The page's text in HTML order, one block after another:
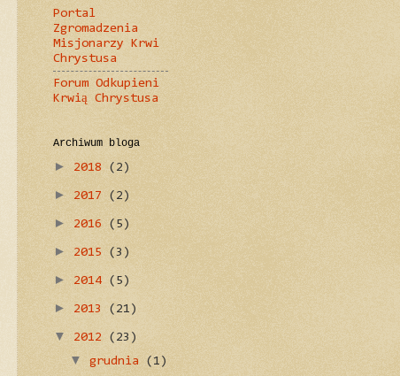
Portal
Zgromadzenia
Misjonarzy Krwi
Chrystusa
Forum Odkupieni
Krwią Chrystusa
Archiwum bloga
► 2018 (2)
► 2017 (2)
► 2016 (5)
► 2015 (3)
► 2014 (5)
► 2013 (21)
▼ 2012 (23)
▼ grudnia (1)